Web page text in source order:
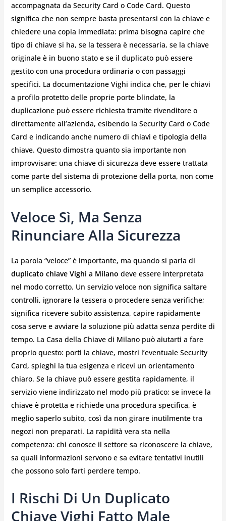
accompagnata da Security Card o Code Card. Questo
significa che non sempre basta presentarsi con la chiave e
chiedere una copia immediata: prima bisogna capire che
tipo di chiave si ha, se la tessera è necessaria, se la chiave
originale è in buono stato e se il duplicato può essere
gestito con una procedura ordinaria o con passaggi
specifici. La documentazione Vighi indica che, per le chiavi
a profilo protetto delle proprie porte blindate, la
duplicazione può essere richiesta tramite rivenditore o
direttamente all’azienda, esibendo la Security Card o Code
Card e indicando anche numero di chiavi e tipologia della
chiave. Questo dimostra quanto sia importante non
improvvisare: una chiave di sicurezza deve essere trattata
come parte del sistema di protezione della porta, non come
un semplice accessorio.
Veloce Sì, Ma Senza
Rinunciare Alla Sicurezza
La parola “veloce” è importante, ma quando si parla di
duplicato chiave Vighi a Milano deve essere interpretata
nel modo corretto. Un servizio veloce non significa saltare
controlli, ignorare la tessera o procedere senza verifiche;
significa ricevere subito assistenza, capire rapidamente
cosa serve e avviare la soluzione più adatta senza perdite di
tempo. La Casa della Chiave di Milano può aiutarti a fare
proprio questo: porti la chiave, mostri l’eventuale Security
Card, spieghi la tua esigenza e ricevi un orientamento
chiaro. Se la chiave può essere gestita rapidamente, il
servizio viene indirizzato nel modo più pratico; se invece la
chiave è protetta e richiede una procedura specifica, è
meglio saperlo subito, così da non girare inutilmente tra
negozi non preparati. La rapidità vera sta nella
competenza: chi conosce il settore sa riconoscere la chiave,
sa quali informazioni servono e sa evitare tentativi inutili
che possono solo farti perdere tempo.
I Rischi Di Un Duplicato
Chiave Vighi Fatto Male